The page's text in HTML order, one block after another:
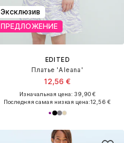
Эксклюзив
ПРЕДЛОЖЕНИЕ
EDITED
Платье 'Aleana'
12,56 €
Изначальная цена: 39,90 €
Последняя самая низкая цена:12,56 €